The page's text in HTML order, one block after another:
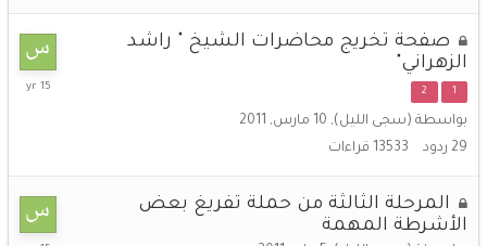
صفحة تخريج محاضرات الشيخ " راشد
الزهراني"
1
2
بواسطة (سجى الليل), 10 مارس, 2011
29 ردود 13533 قراءات
المرحلة الثالثة من حملة تفريغ بعض
الأشرطة المهمة